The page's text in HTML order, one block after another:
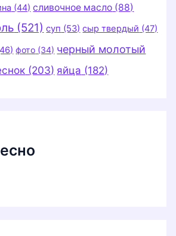
(44) сливочное масло (88)
(521) суп (53) сыр твердый (47)
фото (34) черный молотый
(203) яйца (182)